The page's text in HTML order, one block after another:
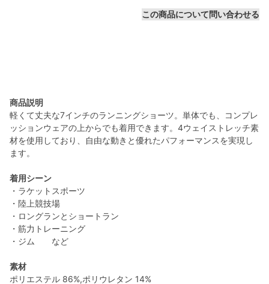
この商品について問い合わせる
商品説明
軽くて丈夫な7インチのランニングショーツ。単体でも、コンプレ
ッションウェアの上からでも着用できます。4ウェイストレッチ素
材を使用しており、自由な動きと優れたパフォーマンスを実現し
ます。
着用シーン
・ラケットスポーツ
・陸上競技場
・ロングランとショートラン
・筋力トレーニング
・ジム など
素材
ポリエステル 86%,ポリウレタン 14%